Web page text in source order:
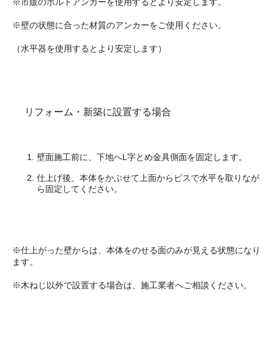
※壁の状態に合った材質のアンカーをご使用ください。
（水平器を使用するとより安定します）
リフォーム・新築に設置する場合
壁面施工前に、下地へL字とめ金具側面を固定します。
仕上げ後、本体をかぶせて上面からビスで水平を取りなが
ら固定してください。
※仕上がった壁からは、本体をのせる面のみが見える状態になり
ます。
※木ねじ以外で設置する場合は、施工業者へご相談ください。